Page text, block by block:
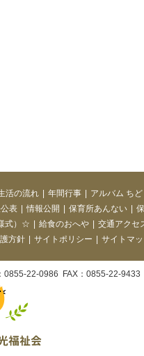
活の流れ 年間行事
アルバム ち
表 情報公開 保育所あんない
式）☆ 給食のおへや
交通アクセ
方針 サイトポリシー サイトマ
0855-22-0986 FAX：0855-22-9433